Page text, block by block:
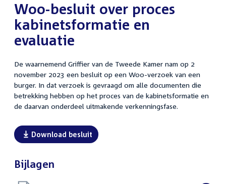
:Woo-besluit over proces
kabinetsformatie en
evaluatie
De waarnemend Griffier van de Tweede Kamer nam op 2
november 2023 een besluit op een Woo-verzoek van een
burger. In dat verzoek is gevraagd om alle documenten die
betrekking hebben op het proces van de kabinetsformatie en
de daarvan onderdeel uitmakende verkenningsfase.
Download besluit
Bijlagen